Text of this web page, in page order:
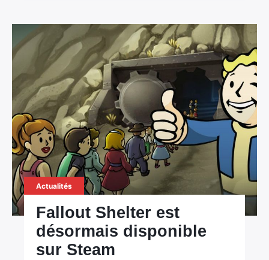
Actualités
Fallout Shelter est
désormais disponible
sur Steam